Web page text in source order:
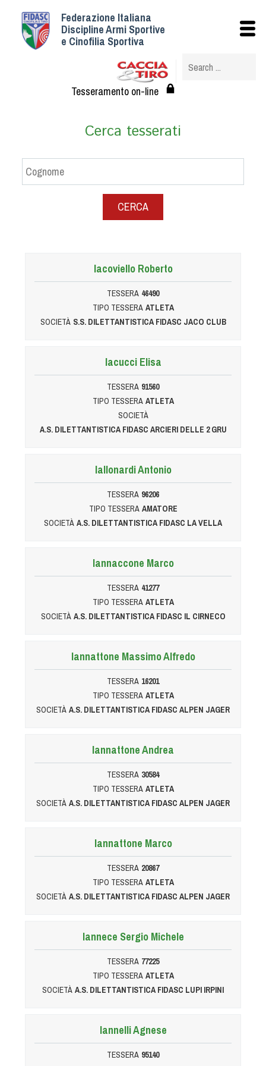
Federazione Italiana
Discipline Armi Sportive
e Cinofilia Sportiva
Tesseramento on-line
Cerca tesserati
CERCA
Iacoviello Roberto
TESSERA 46490
TIPO TESSERA ATLETA
SOCIETÀ S.S. DILETTANTISTICA FIDASC JACO CLUB
Iacucci Elisa
TESSERA 91560
TIPO TESSERA ATLETA
SOCIETÀ
A.S. DILETTANTISTICA FIDASC ARCIERI DELLE 2 GRU
Iallonardi Antonio
TESSERA 96206
TIPO TESSERA AMATORE
SOCIETÀ A.S. DILETTANTISTICA FIDASC LA VELLA
Iannaccone Marco
TESSERA 41277
TIPO TESSERA ATLETA
SOCIETÀ A.S. DILETTANTISTICA FIDASC IL CIRNECO
Iannattone Massimo Alfredo
TESSERA 16201
TIPO TESSERA ATLETA
SOCIETÀ A.S. DILETTANTISTICA FIDASC ALPEN JAGER
Iannattone Andrea
TESSERA 30584
TIPO TESSERA ATLETA
SOCIETÀ A.S. DILETTANTISTICA FIDASC ALPEN JAGER
Iannattone Marco
TESSERA 20867
TIPO TESSERA ATLETA
SOCIETÀ A.S. DILETTANTISTICA FIDASC ALPEN JAGER
Iannece Sergio Michele
TESSERA 77225
TIPO TESSERA ATLETA
SOCIETÀ A.S. DILETTANTISTICA FIDASC LUPI IRPINI
Iannelli Agnese
TESSERA 95140
Istituzionale
Struttura
Albo Veterinari federali
Tesseramento e Affiliazioni
Circolari
Assicurazione
Convenzioni
Albo Fornitori
Referenti e gruppi di lavoro regionali
Scuole Federali
Tecnici
Formazione
Calendario Manifestazioni
Organi di Giustizia - Dispositivi
Modelli e moduli
Albo Atleti Cinofili
Tiro di Campagna
English e Training Sporting
Tiro con l'arco da caccia
Field Target
Softair
Cinofilia Sportiva
DiscDog
Dog Balance
Dog Trail
Dog Triathlon
Mantrailing
Nosework
Obedience
Rally Obedience
Ricerca Tartufo
Sheepdog
Sport acquatici
Treibball
Protezione civile Sportiva